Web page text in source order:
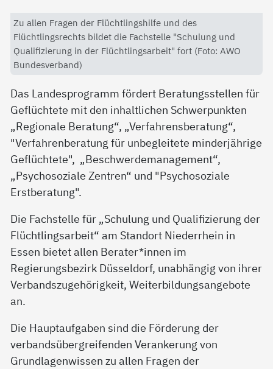
Zu allen Fragen der Flüchtlingshilfe und des
Flüchtlingsrechts bildet die Fachstelle "Schulung und
Qualifizierung in der Flüchtlingsarbeit" fort (Foto: AWO
Bundesverband)
Das Landesprogramm fördert Beratungsstellen für
Geflüchtete mit den inhaltlichen Schwerpunkten
„Regionale Beratung“, „Verfahrensberatung“,
"Verfahrenberatung für unbegleitete minderjährige
Geflüchtete", „Beschwerdemanagement“,
„Psychosoziale Zentren“ und "Psychosoziale
Erstberatung".
Die Fachstelle für „Schulung und Qualifizierung der
Flüchtlingsarbeit“ am Standort Niederrhein in
Essen bietet allen Berater*innen im
Regierungsbezirk Düsseldorf, unabhängig von ihrer
Verbandszugehörigkeit, Weiterbildungsangebote
an.
Die Hauptaufgaben sind die Förderung der
verbandsübergreifenden Verankerung von
Grundlagenwissen zu allen Fragen der